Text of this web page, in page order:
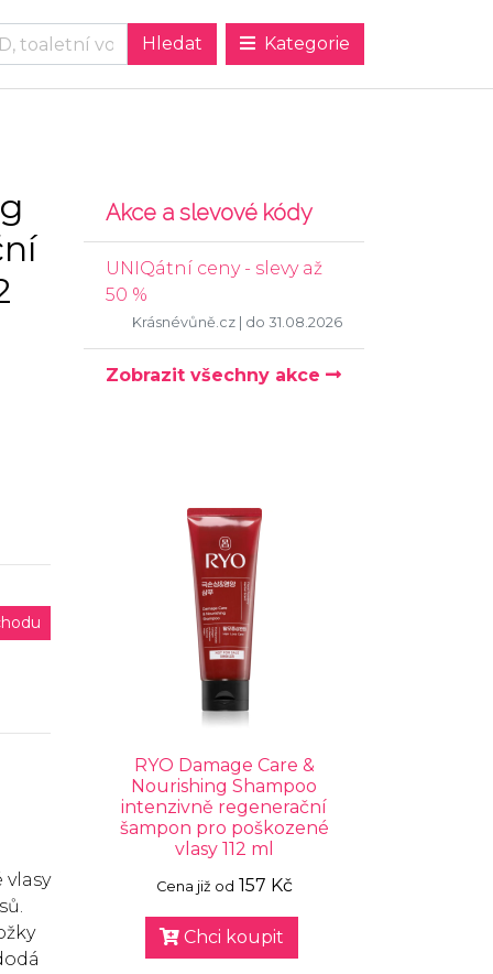
Kategorie
vlasy
Akce a slevové kódy
UNIQátní ceny - slevy až
50 %
Krásnévůně.cz | do 31.08.2026
Zobrazit všechny akce
RYO Damage Care &
Nourishing Shampoo
intenzivně regenerační
šampon pro poškozené
vlasy 112 ml
Cena již od 157 Kč
Chci koupit